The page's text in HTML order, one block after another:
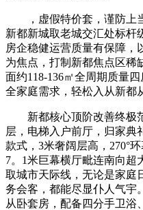
，虚假特价套，谨防上
新都新城取老城交汇处标杆
房企稳健运营质量有保障，
为焦点，打制新都焦点区稀
面约118-136㎡全周期质量
全家庭需求，轻松入从新都
新都核心顶阶改善终极
层，电梯入户前厅，归家典
款式，3米奢阔层高，270°
7。1米巨幕横厅毗连南向超
取城市天际线，无论是家庭
务会客，都能尽显仆人气宇
从卧套房，配备四分手卫浴